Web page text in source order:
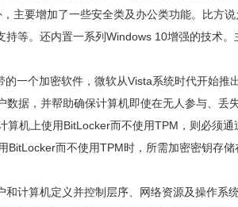
主要增加了一些安全类及办公类功能。比方
持等。还内置一系列Windows 10增强的技术
的一个加密软件，微软从Vista系统时代开始
数据，并帮助确保计算机即使在无人参与、
算机上使用BitLocker而不使用TPM，则必须
BitLocker而不使用TPM时，所需加密密钥存
和计算机定义并控制层序、网络资源及操作系